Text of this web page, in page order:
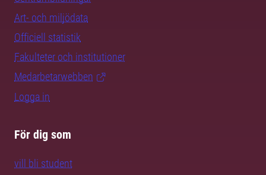
Art- och miljödata
Officiell statistik
Fakulteter och institutioner
Medarbetarwebben
Logga in
För dig som
vill bli student